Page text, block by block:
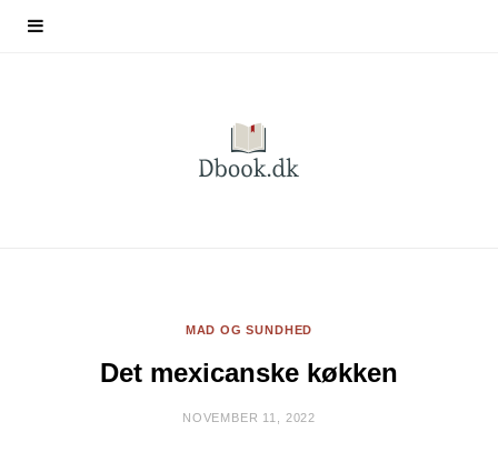
MAD OG SUNDHED
Det mexicanske køkken
NOVEMBER 11, 2022